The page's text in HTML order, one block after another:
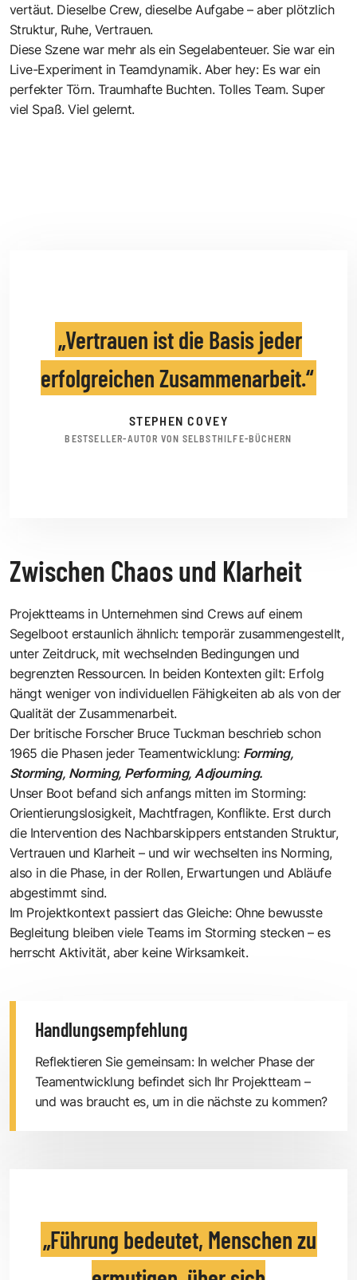
vertäut. Dieselbe Crew, dieselbe Aufgabe – aber plötzlich
Struktur, Ruhe, Vertrauen.
Diese Szene war mehr als ein Segelabenteuer. Sie war ein
Live-Experiment in Teamdynamik. Aber hey: Es war ein
perfekter Törn. Traumhafte Buchten. Tolles Team. Super
viel Spaß. Viel gelernt.
Vertrauen ist die Basis jeder
erfolgreichen Zusammenarbeit.
STEPHEN COVEY
BESTSELLER-AUTOR VON SELBSTHILFE-BÜCHERN
Zwischen Chaos und Klarheit
Projektteams in Unternehmen sind Crews auf einem
Segelboot erstaunlich ähnlich: temporär zusammengestellt,
unter Zeitdruck, mit wechselnden Bedingungen und
begrenzten Ressourcen. In beiden Kontexten gilt: Erfolg
hängt weniger von individuellen Fähigkeiten ab als von der
Qualität der Zusammenarbeit.
Der britische Forscher Bruce Tuckman beschrieb schon
1965 die Phasen jeder Teamentwicklung: Forming,
Storming, Norming, Performing, Adjourning.
Unser Boot befand sich anfangs mitten im Storming:
Orientierungslosigkeit, Machtfragen, Konflikte. Erst durch
die Intervention des Nachbarskippers entstanden Struktur,
Vertrauen und Klarheit – und wir wechselten ins Norming,
also in die Phase, in der Rollen, Erwartungen und Abläufe
abgestimmt sind.
Im Projektkontext passiert das Gleiche: Ohne bewusste
Begleitung bleiben viele Teams im Storming stecken – es
herrscht Aktivität, aber keine Wirksamkeit.
Handlungsempfehlung
Reflektieren Sie gemeinsam: In welcher Phase der
Teamentwicklung befindet sich Ihr Projektteam –
und was braucht es, um in die nächste zu kommen?
Führung bedeutet, Menschen zu